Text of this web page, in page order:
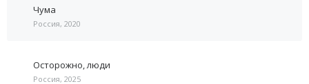
Чума
Россия, 2020
Осторожно, люди
Россия, 2025